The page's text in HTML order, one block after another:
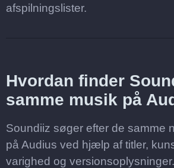
afspilningslister.
Hvordan finder
samme musik på
Soundiiz søger efter de samme
på Audius ved hjælp af titler,
varighed og